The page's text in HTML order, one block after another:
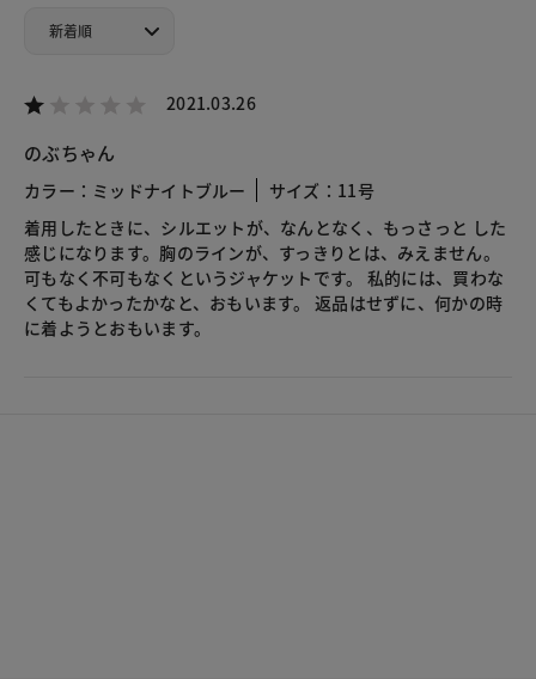
2021.03.26
のぶちゃん
カラー：ミッドナイトブルー
サイズ：11号
着用したときに、シルエットが、なんとなく、もっさっと した
感じになります。胸のラインが、すっきりとは、みえません。
可もなく不可もなくというジャケットです。 私的には、買わな
くてもよかったかなと、おもいます。 返品はせずに、何かの時
に着ようとおもいます。